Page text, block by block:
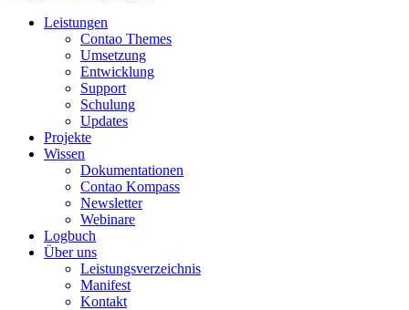
Leistungen
Contao Themes
Umsetzung
Entwicklung
Support
Schulung
Updates
Projekte
Wissen
Dokumentationen
Contao Kompass
Newsletter
Webinare
Logbuch
Über uns
Leistungsverzeichnis
Manifest
Kontakt